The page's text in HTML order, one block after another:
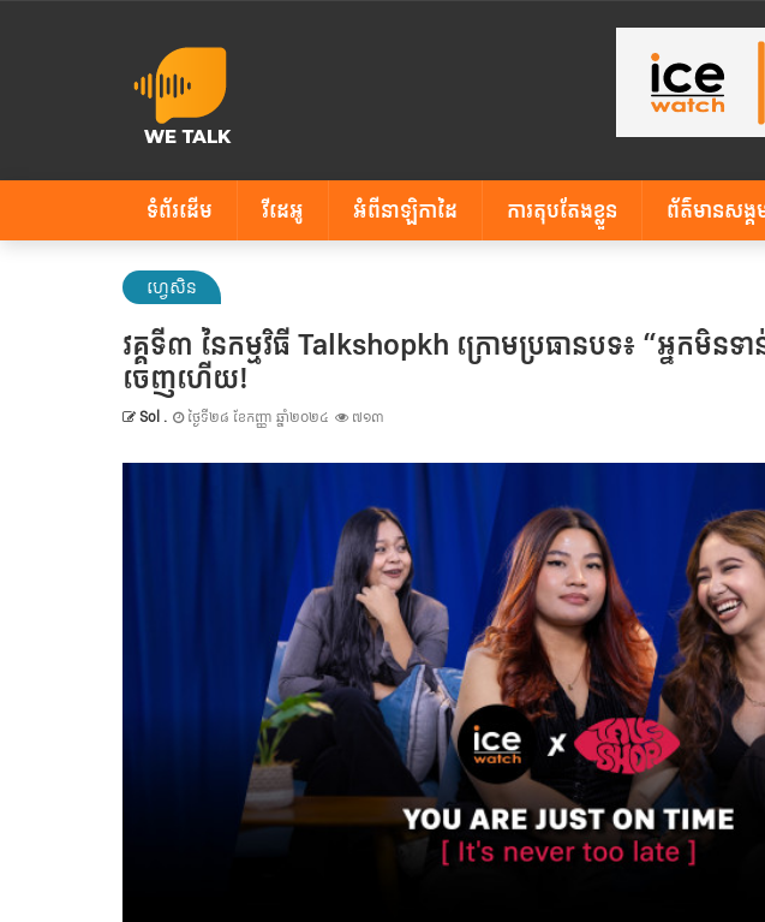
ទំព័រដើម វីដេអូ អំពីនាឡិកាដៃ ការតុបតែងខ្លួន ព័ត៌មានសង្គ
ហ្វេសិន
វគ្គទី៣ នៃកម្មវិធី Talkshopkh ក្រោមប្រធានបទ៖ “អ្នកមិន
ចេញហើយ!
Sol . ថ្ងៃទី២៨ ខែកញ្ញា ឆ្នាំ២០២៤ ៧១៣